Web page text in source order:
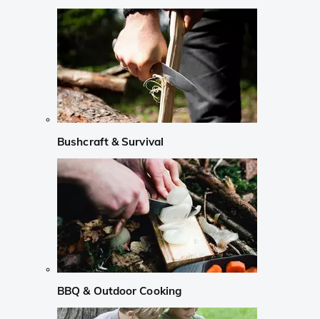
Bushcraft & Survival
BBQ & Outdoor Cooking